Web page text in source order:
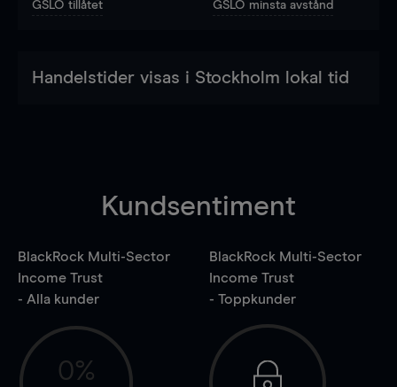
GSLO tillåtet GSLO minsta avstånd
Handelstider visas i Stockholm lokal tid
Kundsentiment
BlackRock Multi-Sector
Income Trust
- Alla kunder
0%
BlackRock Multi-Sector
Income Trust
- Toppkunder